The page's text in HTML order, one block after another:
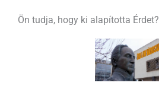
Ön tudja, hogy ki alapította Érdet?